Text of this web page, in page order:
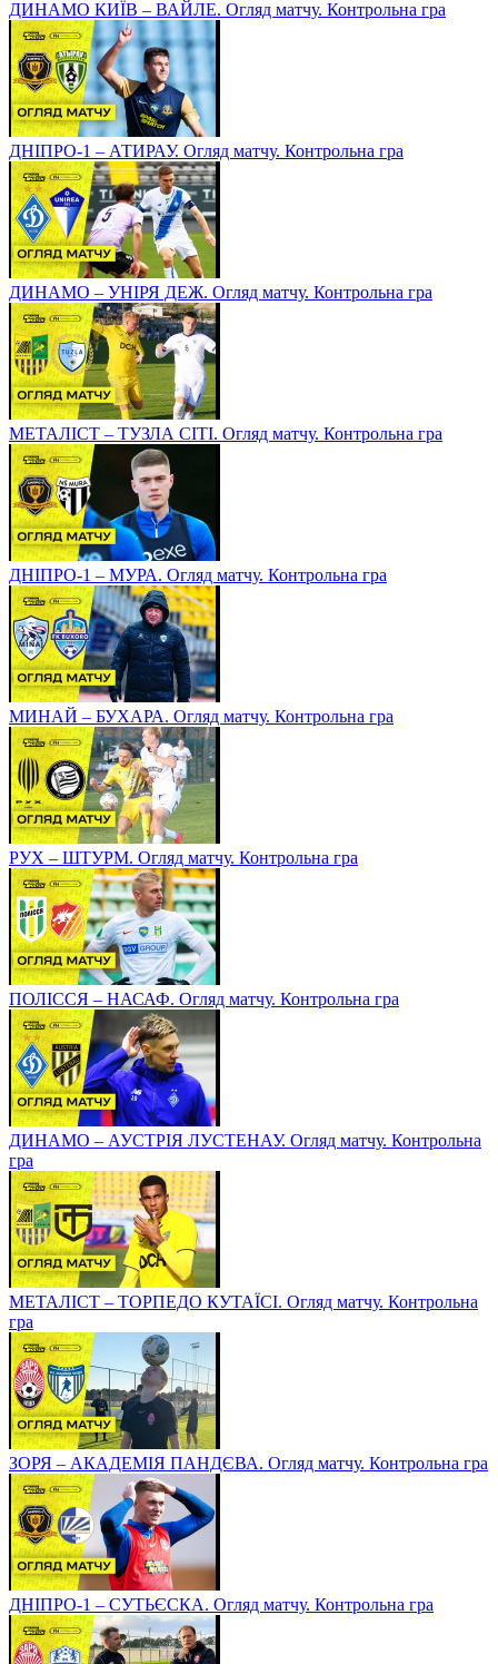
ДИНАМО КИЇВ – ВАЙЛЕ. Огляд матчу. Контрольна гра
ДНІПРО-1 – АТИРАУ. Огляд матчу. Контрольна гра
ДИНАМО – УНІРЯ ДЕЖ. Огляд матчу. Контрольна гра
МЕТАЛІСТ – ТУЗЛА СІТІ. Огляд матчу. Контрольна гра
ДНІПРО-1 – МУРА. Огляд матчу. Контрольна гра
МИНАЙ – БУХАРА. Огляд матчу. Контрольна гра
РУХ – ШТУРМ. Огляд матчу. Контрольна гра
ПОЛІССЯ – НАСАФ. Огляд матчу. Контрольна гра
ДИНАМО – АУСТРІЯ ЛУСТЕНАУ. Огляд матчу. Контрольна
гра
МЕТАЛІСТ – ТОРПЕДО КУТАЇСІ. Огляд матчу. Контрольна
гра
ЗОРЯ – АКАДЕМІЯ ПАНДЄВА. Огляд матчу. Контрольна гра
ДНІПРО-1 – СУТЬЄСКА. Огляд матчу. Контрольна гра